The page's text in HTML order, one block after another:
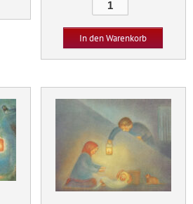
Menge
In den Warenkorb